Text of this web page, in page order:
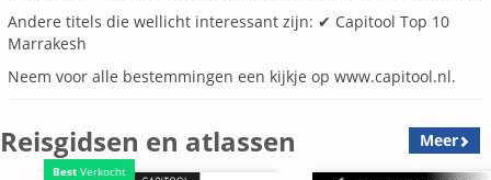
Andere titels die wellicht interessant zijn: ✔ Capitool Top 10
Marrakesh
Neem voor alle bestemmingen een kijkje op www.capitool.nl.
Reisgidsen en atlassen Meer
Best Verkocht